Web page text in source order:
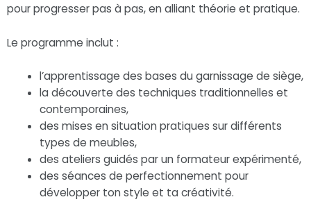
pour progresser pas à pas, en alliant théorie et pratique.
Le programme inclut :
l’apprentissage des bases du garnissage de siège,
la découverte des techniques traditionnelles et
contemporaines,
des mises en situation pratiques sur différents
types de meubles,
des ateliers guidés par un formateur expérimenté,
des séances de perfectionnement pour
développer ton style et ta créativité.